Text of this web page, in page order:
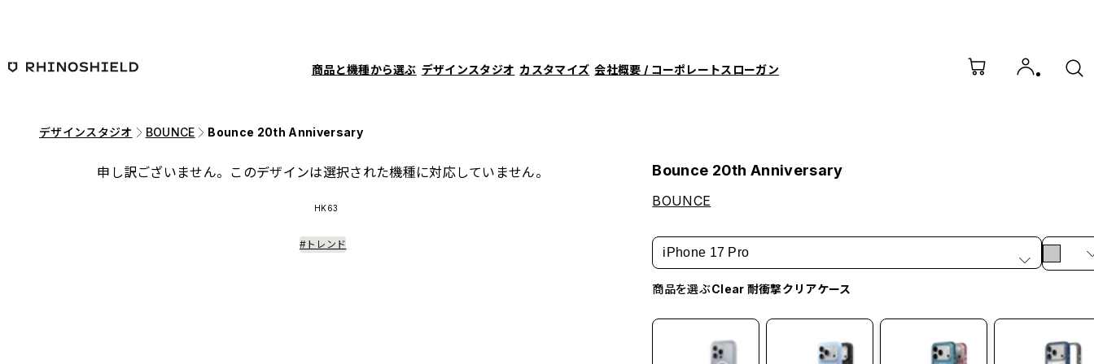
商品と機種から選ぶ デザインスタジオ カスタマイズ 会社概要 / コーポレートスローガン
デザインスタジオ BOUNCE Bounce 20th Anniversary
申し訳ございません。このデザインは選択された機種に対応していません。
HK63
#トレンド
Bounce 20th Anniversary
BOUNCE
iPhone 17 Pro
商品を選ぶClear 耐衝撃クリアケース